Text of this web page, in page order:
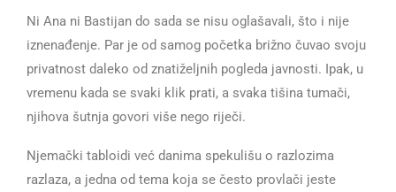
Ni Ana ni Bastijan do sada se nisu oglašavali, što i nije
iznenađenje. Par je od samog početka brižno čuvao svoju
privatnost daleko od znatiželjnih pogleda javnosti. Ipak, u
vremenu kada se svaki klik prati, a svaka tišina tumači,
njihova šutnja govori više nego riječi.
Njemački tabloidi već danima spekulišu o razlozima
razlaza, a jedna od tema koja se često provlači jeste